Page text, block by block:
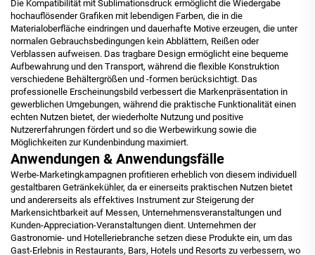
Die Kompatibilität mit Sublimationsdruck ermöglicht die Wiedergabe
hochauflösender Grafiken mit lebendigen Farben, die in die
Materialoberfläche eindringen und dauerhafte Motive erzeugen, die unter
normalen Gebrauchsbedingungen kein Abblättern, Reißen oder
Verblassen aufweisen. Das tragbare Design ermöglicht eine bequeme
Aufbewahrung und den Transport, während die flexible Konstruktion
verschiedene Behältergrößen und -formen berücksichtigt. Das
professionelle Erscheinungsbild verbessert die Markenpräsentation in
gewerblichen Umgebungen, während die praktische Funktionalität einen
echten Nutzen bietet, der wiederholte Nutzung und positive
Nutzererfahrungen fördert und so die Werbewirkung sowie die
Möglichkeiten zur Kundenbindung maximiert.
Anwendungen & Anwendungsfälle
Werbe-Marketingkampagnen profitieren erheblich von diesem individuell
gestaltbaren Getränkekühler, da er einerseits praktischen Nutzen bietet
und andererseits als effektives Instrument zur Steigerung der
Markensichtbarkeit auf Messen, Unternehmensveranstaltungen und
Kunden-Appreciation-Veranstaltungen dient. Unternehmen der
Gastronomie- und Hotelleriebranche setzen diese Produkte ein, um das
Gast-Erlebnis in Restaurants, Bars, Hotels und Resorts zu verbessern, wo